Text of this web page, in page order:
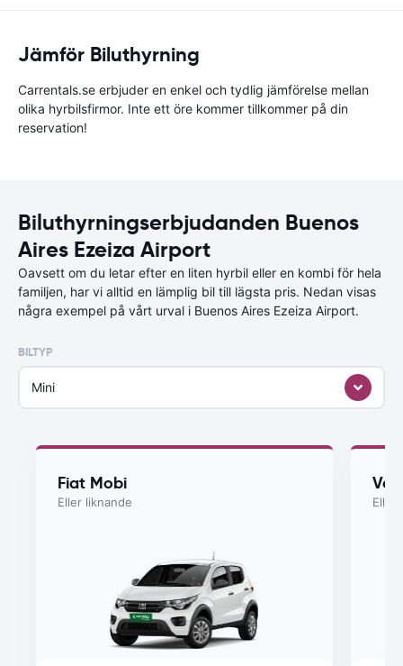
Jämför Biluthyrning
Carrentals.se erbjuder en enkel och tydlig jämförelse mellan
olika hyrbilsfirmor. Inte ett öre kommer tillkommer på din
reservation!
Biluthyrningserbjudanden Buenos
Aires Ezeiza Airport
Oavsett om du letar efter en liten hyrbil eller en kombi för hela
familjen, har vi alltid en lämplig bil till lägsta pris. Nedan visas
några exempel på vårt urval i Buenos Aires Ezeiza Airport.
BILTYP
Mini
Fiat Mobi
Eller liknande Eller